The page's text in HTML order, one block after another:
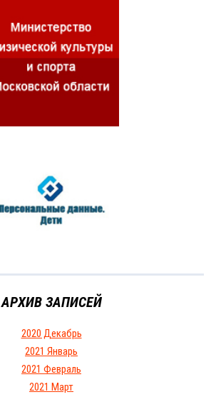
АРХИВ ЗАПИСЕЙ
2020 Декабрь
2021 Январь
2021 Февраль
2021 Март